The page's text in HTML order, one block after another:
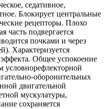
седативное,
Блокирует центральные
рецепторы. Плохо
часть подвергается
почками и через
Характеризуется
Общее успокоение
условнорефлекторной
оборонительных
двигательной
мускулатуры,
сохраняется